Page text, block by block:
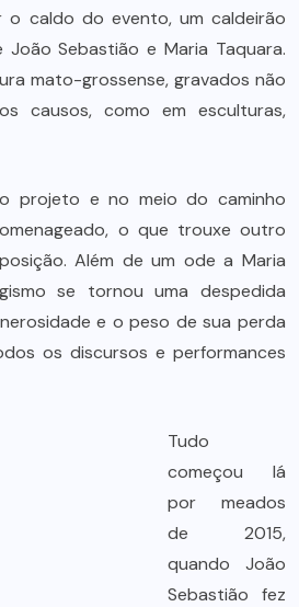
o caldo do evento, um caldeirão
Sebastião e Maria Taquara.
mato-grossense, gravados não
causos, como em esculturas,
projeto e no meio do caminho
o que trouxe outro
Além de um ode a Maria
se tornou uma despedida
e o peso de sua perda
os discursos e performances
Tudo
começou lá
por meados
de 2015,
quando João
Sebastião fez